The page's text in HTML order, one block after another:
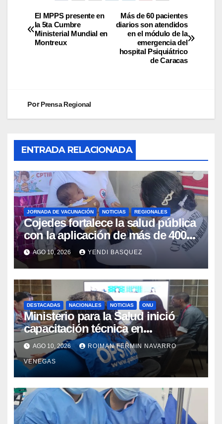
Más de 60 pacientes
diarios son atendidos
en el módulo de la
emergencia del
hospital Psiquiátrico
de Caracas
El MPPS presente en
la 5ta Cumbre
Ministerial Mundial en
Montreux
PorPrensa Regional
ENTRADA RELACIONADA
JORNADA DE VACUNACIÓN NOTICIAS REGIONALES
Cojedes fortalece la salud pública
con la aplicación de más de 400
dosis en la «Fiesta de
Inmunización»
AGO 10, 2026 YENDI BASQUEZ
DESTACADAS NACIONALES NOTICIAS ONU
Ministerio para la Salud inició
capacitación técnica en
Inteligencia Epidémica junto a la
Organización Panamericana de la
Salud
AGO 10, 2026 ROIMAN FERMIN NAVARRO
VENEGAS